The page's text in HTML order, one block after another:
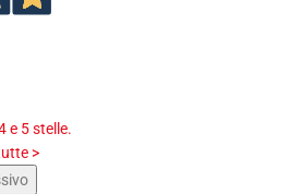
e 5 stelle.
>